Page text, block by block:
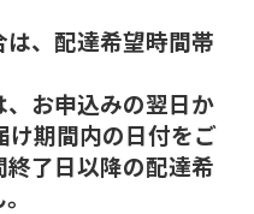
、配達希望時間帯
お申込みの翌日か
け期間内の日付をご
了日以降の配達希